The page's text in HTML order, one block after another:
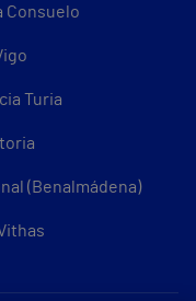
Consuelo
Turia
(Benalmádena)